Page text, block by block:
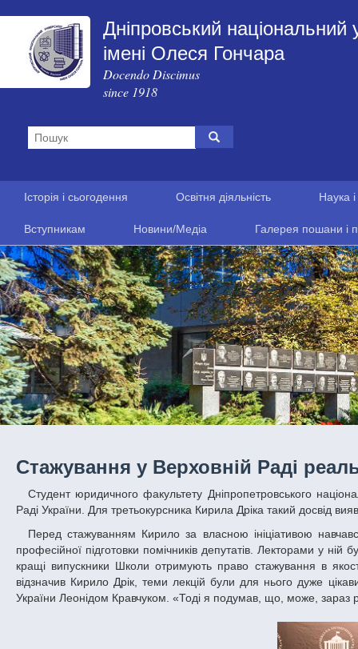
Дніпровський національний
імені Олеся Гончара
Docendo Discimus
since 1918
Історія і сьогодення Освітня діяльність Наука
Вступникам Новини/Медіа Галерея пошани і
Стажування у Верховній Раді
Студент юридичного факультету Дніпропетровського національного університету імені Олеся Гончара пройшов стажування у Верховній
Раді України. Для третьокурсника Кирила Дріка такий досвід
Перед стажуванням Кирило за власною ініціативою навчався у Школі помічника народного депутата, яка є навчальною програмою з
професійної підготовки помічників депутатів. Лекторами у
кращі випускники Школи отримують право стажування в
відзначив Кирило Дрік, теми лекцій були для нього дуже
України Леонідом Кравчуком. «Тоді я подумав, що, може, зараз